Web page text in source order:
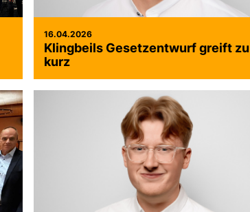
16.04.2026
Klingbeils Gesetzentwurf greift zu
kurz